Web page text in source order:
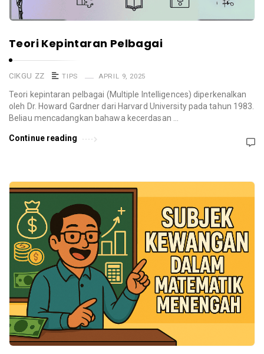
Teori Kepintaran Pelbagai
CIKGU ZZ TIPS APRIL 9, 2025
Teori kepintaran pelbagai (Multiple Intelligences) diperkenalkan
oleh Dr. Howard Gardner dari Harvard University pada tahun 1983.
Beliau mencadangkan bahawa kecerdasan …
Continue reading